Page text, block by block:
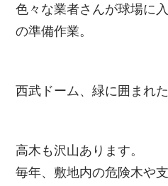
色々な業者さんが球場に
の準備作業。
西武ドーム、緑に囲まれ
高木も沢山あります。
毎年、敷地内の危険木や